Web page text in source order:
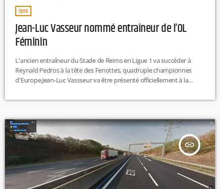
Sport
Jean-Luc Vasseur nommé entraîneur de l’OL
Féminin
L'ancien entraîneur du Stade de Reims en Ligue 1 va succéder à
Reynald Pedros à la tête des Fenottes, quadruple championnes
d'Europe.Jean-Luc Vassseur va être présenté officiellement à la
https://twitter.com/OLfeminin/status/1140628497385381888 Passé
blanche depuis son éviction de Châteauroux en octobre 2018.
insert_link